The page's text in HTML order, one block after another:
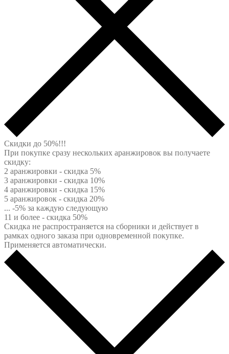
Скидки до 50%!!!
При покупке сразу нескольких аранжировок вы получаете
скидку:
2 аранжировки - скидка 5%
3 аранжировки - скидка 10%
4 аранжировки - скидка 15%
5 аранжировок - скидка 20%
... -5% за каждую следующую
11 и более - скидка 50%
Скидка не распространяется на сборники и действует в
рамках одного заказа при одновременной покупке.
Применяется автоматически.